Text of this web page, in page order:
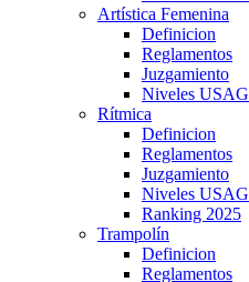
Artística Femenina
Definicion
Reglamentos
Juzgamiento
Niveles USAG
Rítmica
Definicion
Reglamentos
Juzgamiento
Niveles USAG
Ranking 2025
Trampolín
Definicion
Reglamentos